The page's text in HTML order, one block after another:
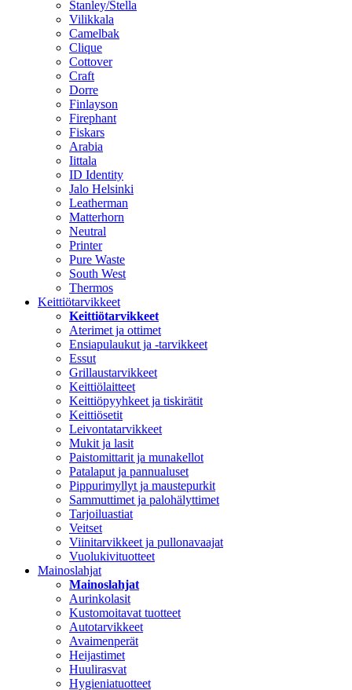
Stanley/Stella
Vilikkala
Camelbak
Clique
Cottover
Craft
Dorre
Finlayson
Firephant
Fiskars
Arabia
Iittala
ID Identity
Jalo Helsinki
Leatherman
Matterhorn
Neutral
Printer
Pure Waste
South West
Thermos
Keittiötarvikkeet
Keittiötarvikkeet
Aterimet ja ottimet
Ensiapulaukut ja -tarvikkeet
Essut
Grillaustarvikkeet
Keittiölaitteet
Keittiöpyyhkeet ja tiskirätit
Keittiösetit
Leivontatarvikkeet
Mukit ja lasit
Paistomittarit ja munakellot
Patalaput ja pannualuset
Pippurimyllyt ja maustepurkit
Sammuttimet ja palohälyttimet
Tarjoiluastiat
Veitset
Viinitarvikkeet ja pullonavaajat
Vuolukivituotteet
Mainoslahjat
Mainoslahjat
Aurinkolasit
Kustomoitavat tuotteet
Autotarvikkeet
Avaimenperät
Heijastimet
Huulirasvat
Hygieniatuotteet